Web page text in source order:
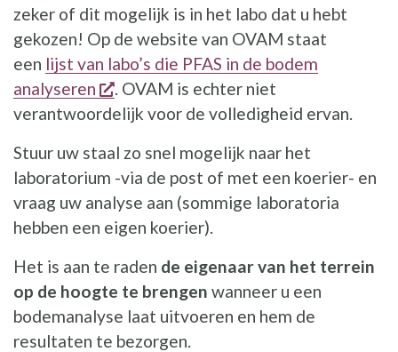
zeker of dit mogelijk is in het labo dat u hebt
gekozen! Op de website van OVAM staat
een lijst van labo’s die PFAS in de bodem
analyseren
opent een nieuw venster
. OVAM is echter niet
verantwoordelijk voor de volledigheid ervan.
Stuur uw staal zo snel mogelijk naar het
laboratorium -via de post of met een koerier- en
vraag uw analyse aan (sommige laboratoria
hebben een eigen koerier).
Het is aan te raden de eigenaar van het terrein
op de hoogte te brengen wanneer u een
bodemanalyse laat uitvoeren en hem de
resultaten te bezorgen.